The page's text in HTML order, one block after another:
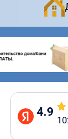
4.9